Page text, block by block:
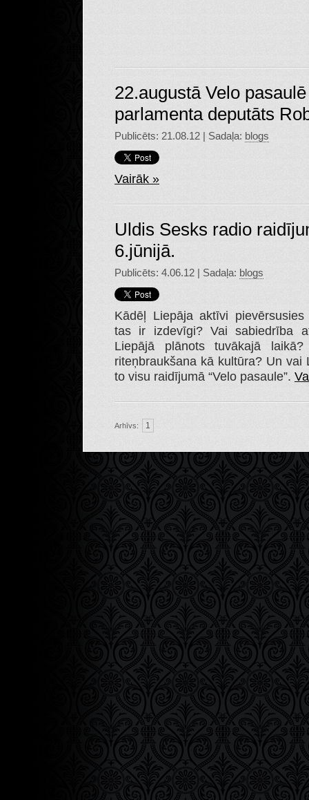
22.augustā Velo
parlamenta deputāts
Publicēts: 21.08.12 | Sadaļa: blogs
Vairāk »
Uldis Sesks radio
6.jūnijā.
Publicēts: 4.06.12 | Sadaļa: blogs
Kādēļ Liepāja aktīvi
tas ir izdevīgi? Vai sabiedrība
Liepājā plānots tuvākajā
riteņbraukšana kā kultūra? Un
to visu raidījumā “Velo pasaule”.
Arhīvs: 1